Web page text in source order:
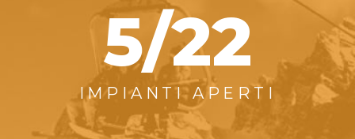
5/22
IMPIANTI APERTI